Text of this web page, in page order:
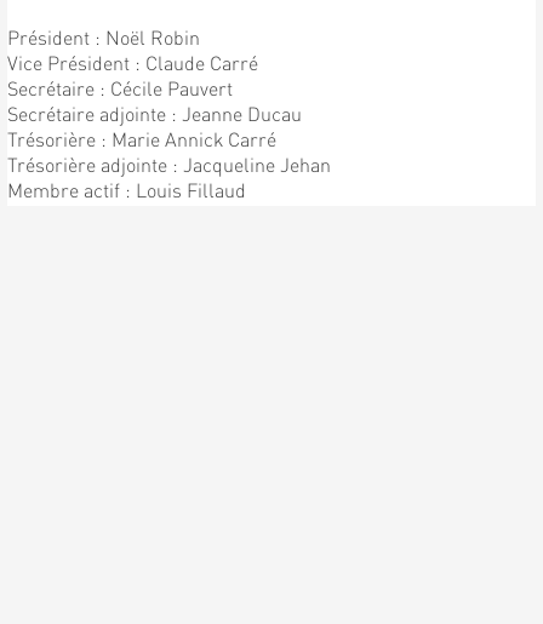
Président : Noël Robin
Vice Président : Claude Carré
Secrétaire : Cécile Pauvert
Secrétaire adjointe : Jeanne Ducau
Trésorière : Marie Annick Carré
Trésorière adjointe : Jacqueline Jehan
Membre actif : Louis Fillaud